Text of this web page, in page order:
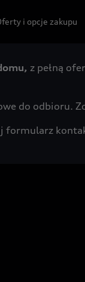
i opcje zakupu
z pełną
do odbioru.
formularz